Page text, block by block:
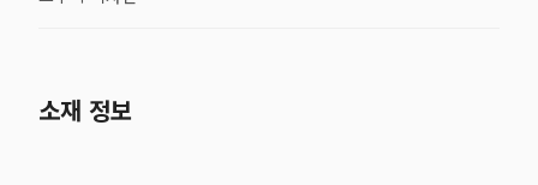
소재 정보